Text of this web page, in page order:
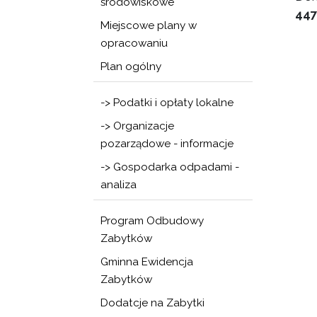
Miejscowe plany w
opracowaniu
Plan ogólny
-> Podatki i opłaty lokalne
-> Organizacje
pozarządowe - informacje
-> Gospodarka odpadami -
analiza
Program Odbudowy
Zabytków
Gminna Ewidencja
Zabytków
Dodatcje na Zabytki
447